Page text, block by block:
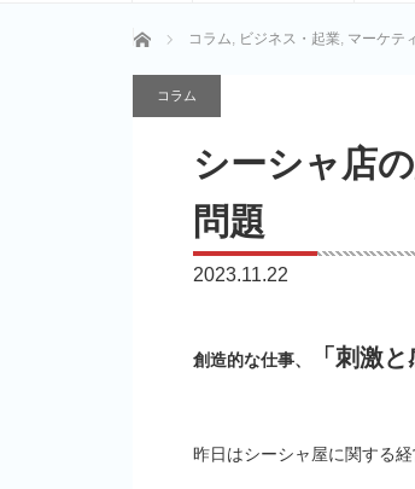
ホーム コラム, ビジネス・起業, マーケテ
コラム
シーシャ店
問題
2023.11.22
創造的な仕事、 「刺激
昨日はシーシャ屋に関する